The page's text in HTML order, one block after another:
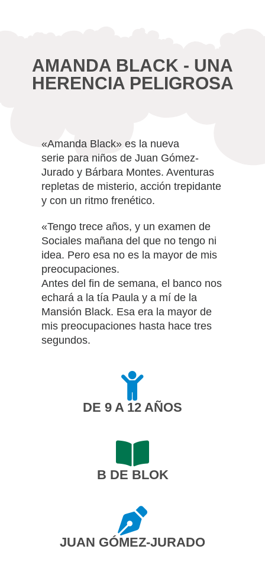
AMANDA BLACK - UNA
HERENCIA PELIGROSA
«Amanda Black» es la nueva
serie para niños de Juan Gómez-
Jurado y Bárbara Montes. Aventuras
repletas de misterio, acción trepidante
y con un ritmo frenético.
«Tengo trece años, y un examen de
Sociales mañana del que no tengo ni
idea. Pero esa no es la mayor de mis
preocupaciones.
Antes del fin de semana, el banco nos
echará a la tía Paula y a mí de la
Mansión Black. Esa era la mayor de
mis preocupaciones hasta hace tres
segundos.
DE 9 A 12 AÑOS
B DE BLOK
JUAN GÓMEZ-JURADO